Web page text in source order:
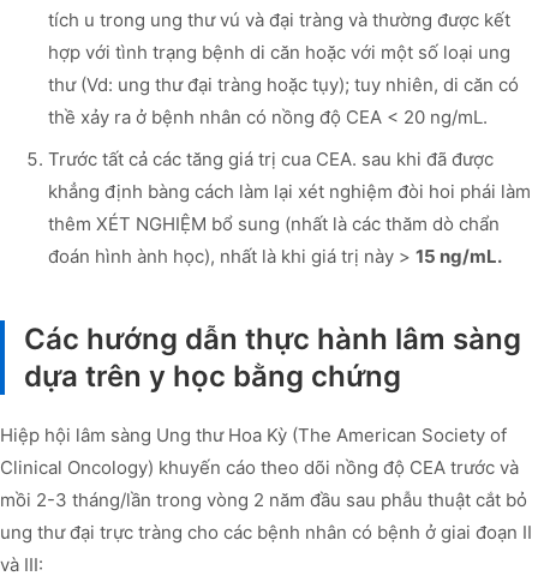
tích u trong ung thư vú và đại tràng và thường được kết
hợp với tình trạng bệnh di căn hoặc với một số loại ung
thư (Vd: ung thư đại tràng hoặc tụy); tuy nhiên, di căn có
thề xảy ra ở bệnh nhân có nồng độ CEA < 20 ng/mL.
Trước tất cả các tăng giá trị cua CEA. sau khi đã được
khẳng định bàng cách làm lại xét nghiệm đòi hoi phái làm
thêm XÉT NGHIỆM bổ sung (nhất là các thăm dò chẩn
đoán hình ành học), nhất là khi giá trị này > 15 ng/mL.
Các hướng dẫn thực hành lâm sàng
dựa trên y học bằng chứng
Hiệp hội lâm sàng Ung thư Hoa Kỳ (The American Society of
Clinical Oncology) khuyến cáo theo dõi nồng độ CEA trước và
mồi 2-3 tháng/lần trong vòng 2 năm đầu sau phẫu thuật cắt bỏ
ung thư đại trực tràng cho các bệnh nhân có bệnh ở giai đoạn II
và III: